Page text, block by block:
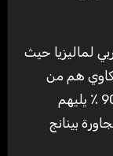
لنكاوي هم من
أصل الملايو حيث تقدر نسبتهم بحوالي 90 ٪ يليهم
بينانج